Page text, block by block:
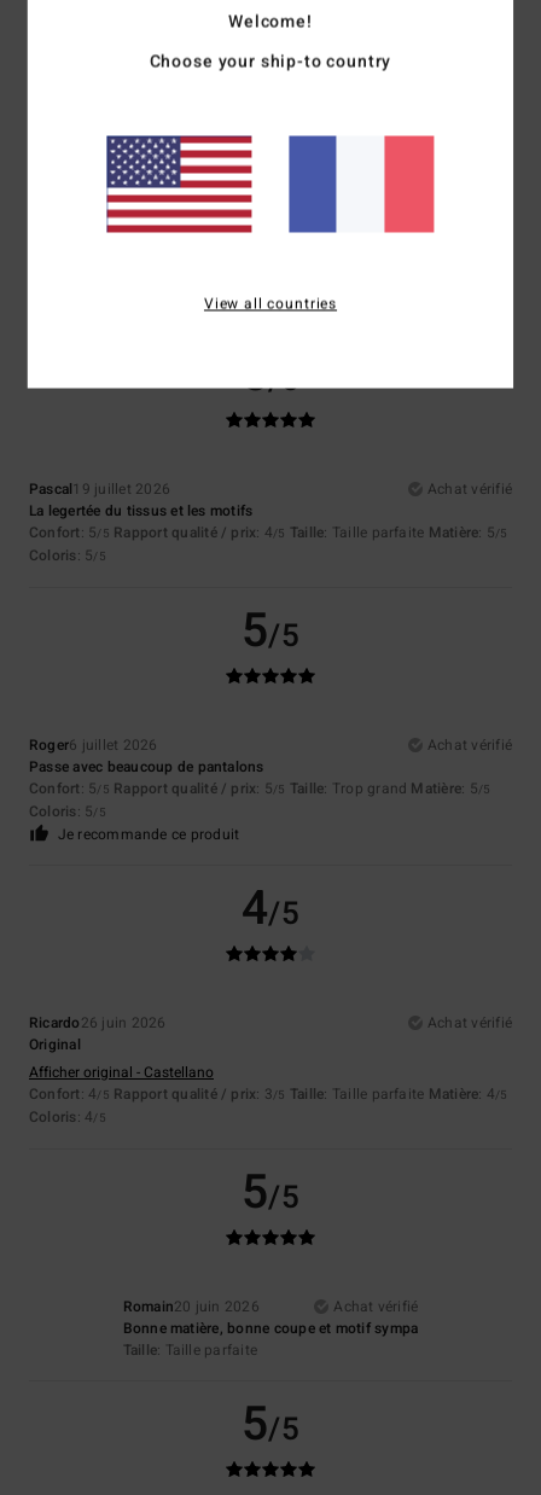
Je recommande ce produit
21 juillet 2026
Elle est à la bonne taille
Je recommande ce produit
5/5
Pascal19 juillet 2026
Achat vérifié
La legertée du tissus et les motifs
Confort: 5/5 Rapport qualité / prix: 4/5 Taille: Taille parfaite Matière: 5/5
Coloris: 5/5
5/5
Roger6 juillet 2026
Achat vérifié
Passe avec beaucoup de pantalons
Confort: 5/5 Rapport qualité / prix: 5/5 Taille: Trop grand Matière: 5/5
Coloris: 5/5
Je recommande ce produit
4/5
Ricardo26 juin 2026
Achat vérifié
Original
Afficher original - Castellano
Confort: 4/5 Rapport qualité / prix: 3/5 Taille: Taille parfaite Matière: 4/5
Coloris: 4/5
5/5
Romain20 juin 2026
Achat vérifié
Bonne matière, bonne coupe et motif sympa
Taille: Taille parfaite
5/5
Welcome!
Choose your ship-to country
View all countries